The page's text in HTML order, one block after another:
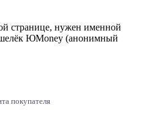
странице, нужен именной
ЮMoney (анонимный
покупателя